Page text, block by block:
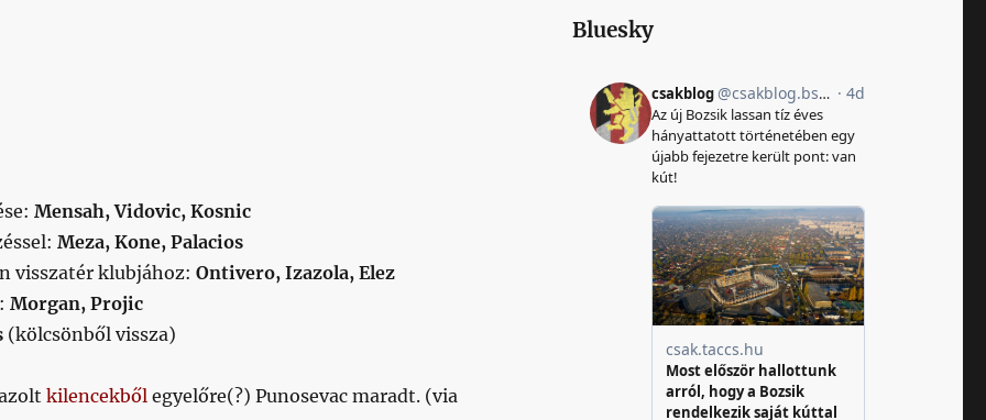
Mensah, Vidovic, Kosnic
Meza, Kone, Palacios
visszatér klubjához: Ontivero, Izazola, Elez
Morgan, Projic
(kölcsönből vissza)
kilencekbőlegyelőre(?) Punosevac maradt. (via
Bluesky